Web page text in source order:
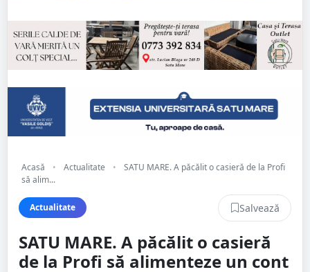
Acasă • Actualitate •
SATU MARE. A păcălit o casieră de la Profi
să alim...
Actualitate Salvează
SATU MARE. A păcălit o casieră
de la Profi să alimenteze un cont